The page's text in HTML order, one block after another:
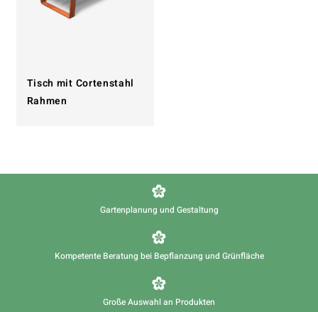
Tisch mit Cortenstahl
Rahmen
Gartenplanung und Gestaltung
Kompetente Beratung bei Bepflanzung und Grünfläche
Große Auswahl an Produkten